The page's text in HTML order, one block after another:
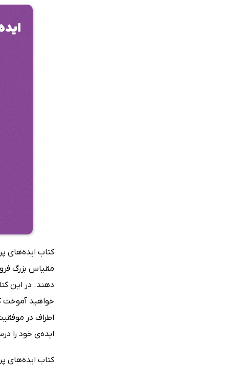
کتاب ایده‌های
مقیاس بزرگ
دهند. در این
خواهید آموخت
اطراف در
ایده‌ی خود را
کتاب ایده‌های